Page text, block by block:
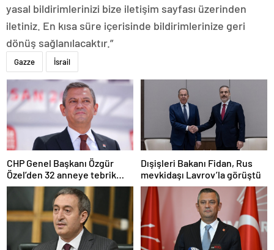
yasal bildirimlerinizi bize iletişim sayfası üzerinden
iletiniz. En kısa süre içerisinde bildirimlerinize geri
dönüş sağlanılacaktır.”
Gazze İsrail
CHP Genel Başkanı Özgür
Özel’den 32 anneye tebrik
telefonu
Dışişleri Bakanı Fidan, Rus
mevkidaşı Lavrov’la görüştü